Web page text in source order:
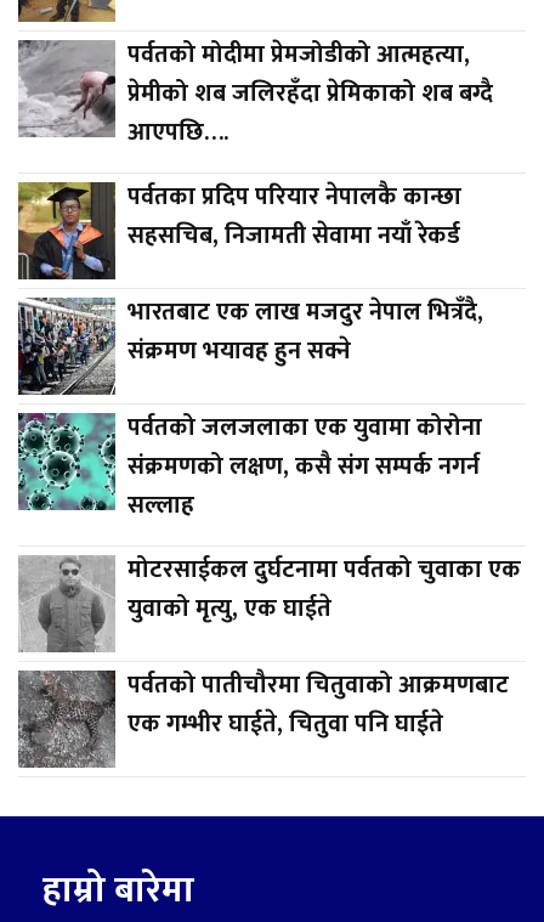
पर्वतको मोदीमा प्रेमजोडीको आत्महत्या,
प्रेमीको शब जलिरहँदा प्रेमिकाको शब बग्दै
आएपछि….
पर्वतका प्रदिप परियार नेपालकै कान्छा
सहसचिब, निजामती सेवामा नयाँ रेकर्ड
भारतबाट एक लाख मजदुर नेपाल भित्रँदै,
संक्रमण भयावह हुन सक्ने
पर्वतको जलजलाका एक युवामा कोरोना
संक्रमणको लक्षण, कसै संग सम्पर्क नगर्न
सल्लाह
मोटरसाईकल दुर्घटनामा पर्वतको चुवाका एक
युवाको मृत्यु, एक घाईते
पर्वतको पातीचौरमा चितुवाको आक्रमणबाट
एक गम्भीर घाईते, चितुवा पनि घाईते
हाम्रो बारेमा